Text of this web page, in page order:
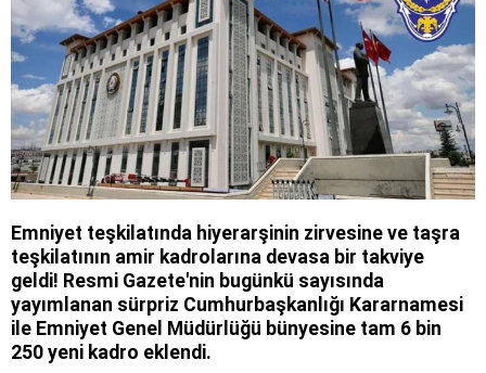
Emniyet teşkilatında hiyerarşinin zirvesine ve taşra
teşkilatının amir kadrolarına devasa bir takviye
geldi! Resmi Gazete'nin bugünkü sayısında
yayımlanan sürpriz Cumhurbaşkanlığı Kararnamesi
ile Emniyet Genel Müdürlüğü bünyesine tam 6 bin
250 yeni kadro eklendi.